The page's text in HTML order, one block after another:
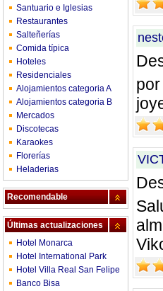
Santuario e Iglesias
Restaurantes
Salteñerías
Comida típica
Hoteles
Residenciales
Alojamientos categoria A
Alojamientos categoria B
Mercados
Discotecas
Karaokes
Florerías
Heladerias
Recomendable
Últimas actualizaciones
Hotel Monarca
Hotel International Park
Hotel Villa Real San Felipe
Banco Bisa